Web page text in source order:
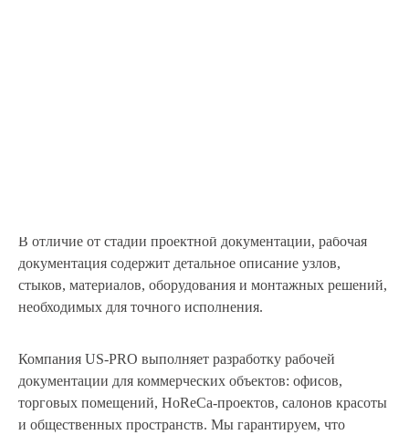
В отличие от стадии проектной документации, рабочая
документация содержит детальное описание узлов,
стыков, материалов, оборудования и монтажных решений,
необходимых для точного исполнения.
Компания US-PRO выполняет разработку рабочей
документации для коммерческих объектов: офисов,
торговых помещений, HoReCa-проектов, салонов красоты
и общественных пространств. Мы гарантируем, что